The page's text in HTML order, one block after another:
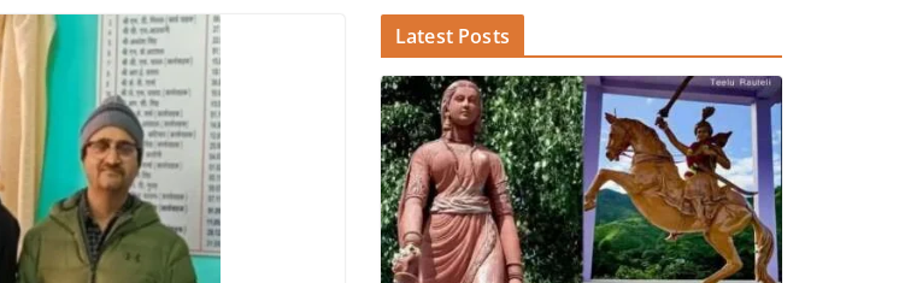
Latest Posts